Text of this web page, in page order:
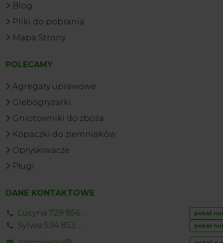
Blog
Pliki do pobrania
Mapa Strony
POLECAMY
Agregaty uprawowe
Glebogryzarki
Gniotowniki do zboża
Kopaczki do ziemniaków
Opryskiwacze
Pługi
DANE KONTAKTOWE
Lucyna 729 856 ... pokaż
Sylwia 534 853 ... pokaż